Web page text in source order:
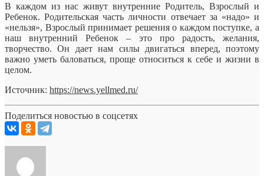
В каждом из нас живут внутренние Родитель, Взрослый и
Ребенок. Родительская часть личности отвечает за «надо» и
«нельзя», Взрослый принимает решения о каждом поступке, а
наш внутренний Ребенок – это про радость, желания,
творчество. Он дает нам силы двигаться вперед, поэтому
важно уметь баловаться, проще относиться к себе и жизни в
целом.
Источник: https://news.yellmed.ru/
Поделиться новостью в соцсетях